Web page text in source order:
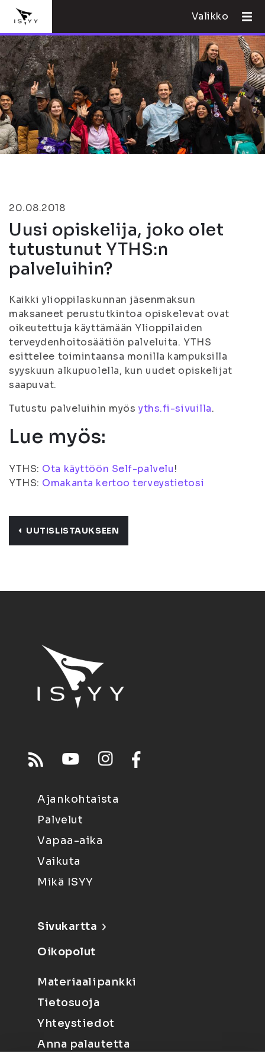
Valikko
20.08.2018
Uusi opiskelija, joko olet
tutustunut YTHS:n
palveluihin?
Kaikki ylioppilaskunnan jäsenmaksun
maksaneet perustutkintoa opiskelevat ovat
oikeutettuja käyttämään Ylioppilaiden
terveydenhoitosäätiön palveluita. YTHS
esittelee toimintaansa monilla kampuksilla
syyskuun alkupuolella, kun uudet opiskelijat
saapuvat.
Tutustu palveluihin myös yths.fi-sivuilla.
Lue myös:
YTHS: Ota käyttöön Self-palvelu!
YTHS: Omakanta kertoo terveystietosi
UUTISLISTAUKSEEN
Ajankohtaista
Palvelut
Vapaa-aika
Vaikuta
Mikä ISYY
Sivukartta
Oikopolut
Materiaalipankki
Tietosuoja
Yhteystiedot
Anna palautetta